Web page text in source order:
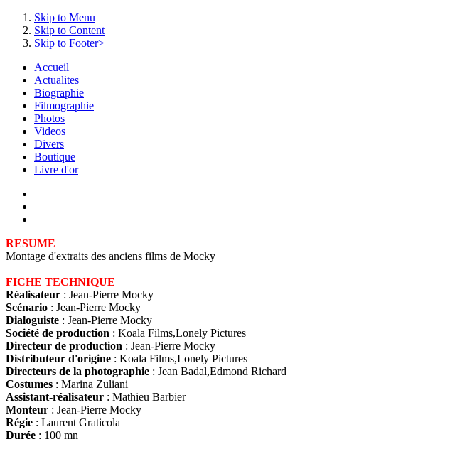
Skip to Menu
Skip to Content
Skip to Footer>
Accueil
Actualites
Biographie
Filmographie
Photos
Videos
Divers
Boutique
Livre d'or
RESUME
Montage d'extraits des anciens films de Mocky
FICHE TECHNIQUE
Réalisateur : Jean-Pierre Mocky
Scénario : Jean-Pierre Mocky
Dialoguiste : Jean-Pierre Mocky
Société de production : Koala Films,Lonely Pictures
Directeur de production : Jean-Pierre Mocky
Distributeur d'origine : Koala Films,Lonely Pictures
Directeurs de la photographie : Jean Badal,Edmond Richard
Costumes : Marina Zuliani
Assistant-réalisateur : Mathieu Barbier
Monteur : Jean-Pierre Mocky
Régie : Laurent Graticola
Durée : 100 mn